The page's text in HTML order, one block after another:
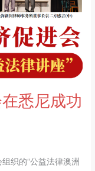
悉尼成功
织的“公益法律澳洲